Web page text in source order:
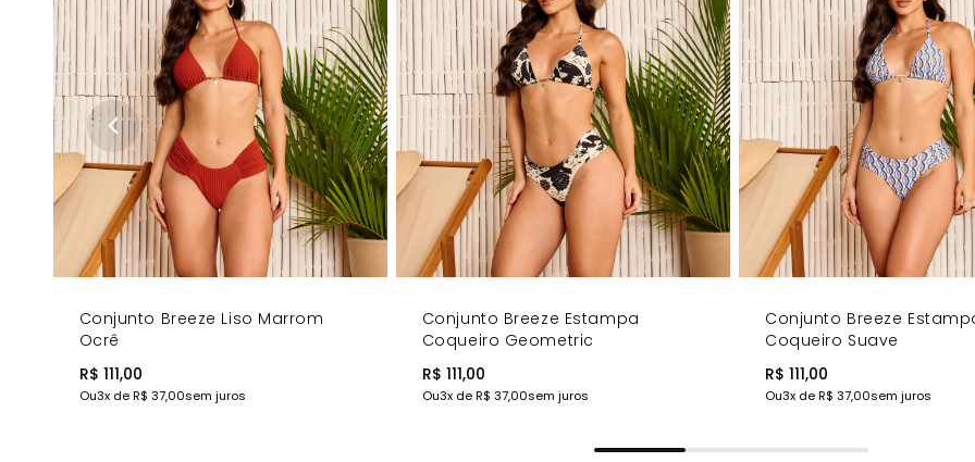
Conjunto Breeze Liso Marrom
Ocrê
R$ 111,00
Ou3x deR$ 37,00sem juros
Conjunto Breeze Estampa
Coqueiro Geometric
R$ 111,00
Ou3x deR$ 37,00sem juros
Conjunto Breeze
Coqueiro Suave
R$ 111,00
Ou3x deR$ 37,00sem juros